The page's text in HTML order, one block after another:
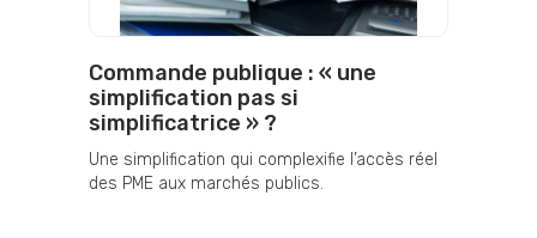
Commande publique : « une
simplification pas si
simplificatrice » ?
Une simplification qui complexifie l’accès réel
des PME aux marchés publics.